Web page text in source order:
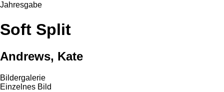
Jahresgabe
Soft Split
Andrews, Kate
Bildergalerie
Einzelnes Bild